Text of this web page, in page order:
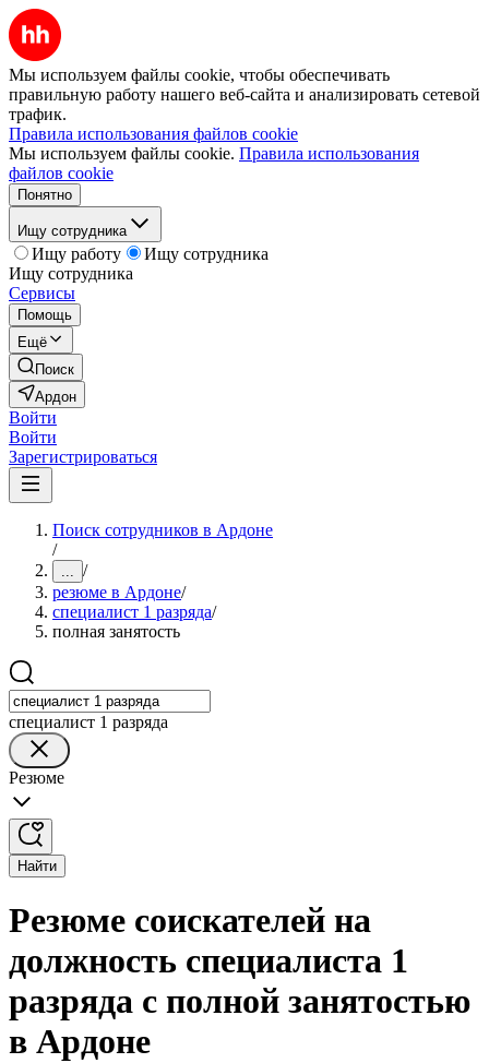
Мы используем файлы cookie, чтобы обеспечивать
правильную работу нашего веб-сайта и анализировать сетевой
трафик.
Правила использования файлов cookie
Мы используем файлы cookie. Правила использования
файлов cookie
Понятно
Ищу сотрудника
Ищу работу
Ищу сотрудника
Ищу сотрудника
Сервисы
Помощь
Ещё
Поиск
Ардон
Войти
Войти
Зарегистрироваться
Поиск сотрудников в Ардоне
/
... /
резюме в Ардоне/
специалист 1 разряда/
полная занятость
специалист 1 разряда
Резюме
Найти
Резюме соискателей на
должность специалиста 1
разряда с полной занятостью
в Ардоне